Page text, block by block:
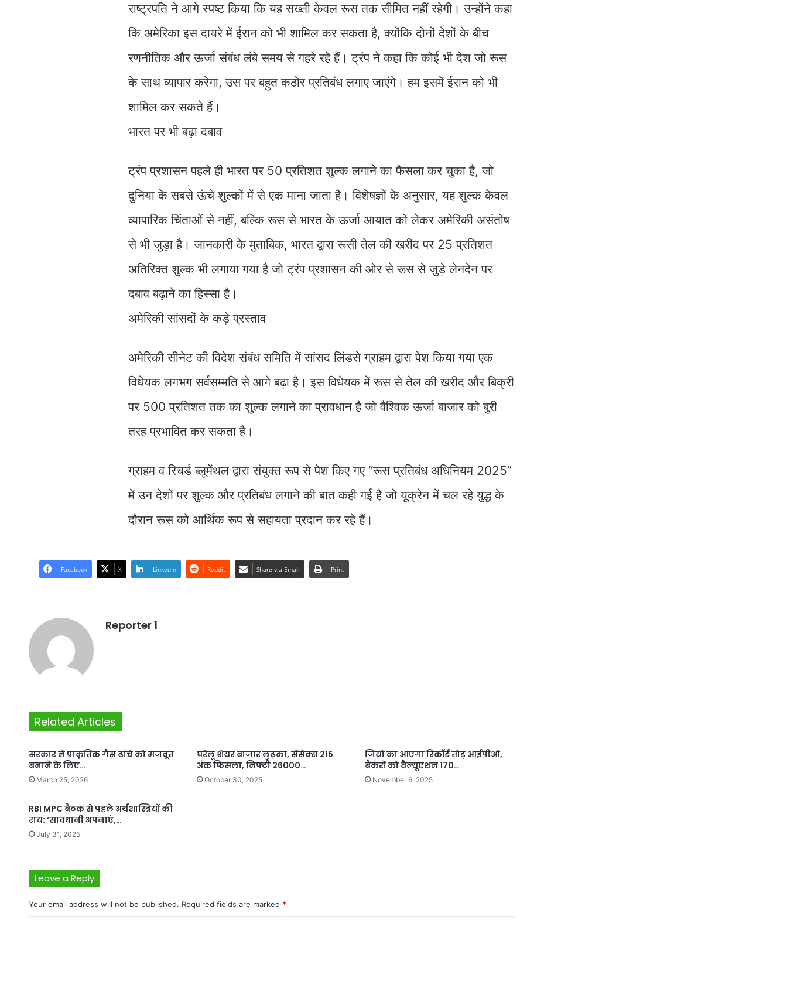
राष्ट्रपति ने आगे स्पष्ट किया कि यह सख्ती केवल रूस तक सीमित नहीं रहेगी। उन्होंने कहा
कि अमेरिका इस दायरे में ईरान को भी शामिल कर सकता है, क्योंकि दोनों देशों के बीच
रणनीतिक और ऊर्जा संबंध लंबे समय से गहरे रहे हैं। ट्रंप ने कहा कि कोई भी देश जो रूस
के साथ व्यापार करेगा, उस पर बहुत कठोर प्रतिबंध लगाए जाएंगे। हम इसमें ईरान को भी
शामिल कर सकते हैं।
भारत पर भी बढ़ा दबाव
ट्रंप प्रशासन पहले ही भारत पर 50 प्रतिशत शुल्क लगाने का फैसला कर चुका है, जो
दुनिया के सबसे ऊंचे शुल्कों में से एक माना जाता है। विशेषज्ञों के अनुसार, यह शुल्क केवल
व्यापारिक चिंताओं से नहीं, बल्कि रूस से भारत के ऊर्जा आयात को लेकर अमेरिकी असंतोष
से भी जुड़ा है। जानकारी के मुताबिक, भारत द्वारा रूसी तेल की खरीद पर 25 प्रतिशत
अतिरिक्त शुल्क भी लगाया गया है जो ट्रंप प्रशासन की ओर से रूस से जुड़े लेनदेन पर
दबाव बढ़ाने का हिस्सा है।
अमेरिकी सांसदों के कड़े प्रस्ताव
अमेरिकी सीनेट की विदेश संबंध समिति में सांसद लिंडसे ग्राहम द्वारा पेश किया गया एक
विधेयक लगभग सर्वसम्मति से आगे बढ़ा है। इस विधेयक में रूस से तेल की खरीद और बिक्री
पर 500 प्रतिशत तक का शुल्क लगाने का प्रावधान है जो वैश्विक ऊर्जा बाजार को बुरी
तरह प्रभावित कर सकता है।
ग्राहम व रिचर्ड ब्लूमेंथल द्वारा संयुक्त रूप से पेश किए गए “रूस प्रतिबंध अधिनियम 2025”
में उन देशों पर शुल्क और प्रतिबंध लगाने की बात कही गई है जो यूक्रेन में चल रहे युद्ध के
दौरान रूस को आर्थिक रूप से सहायता प्रदान कर रहे हैं।
Facebook X LinkedIn Reddit Share via Email Print
Reporter 1
Related Articles
सरकार ने प्राकृतिक गैस ढांचे को मजबूत
बनाने के लिए…
March 25, 2026
घरेलू शेयर बाजार लुढ़का, सेंसेक्स 215
अंक फिसला, निफ्टी 26000…
October 30, 2025
जियो का आएगा रिकॉर्ड तोड़ आईपीओ,
बैंकरों को वैल्यूएशन 170…
November 6, 2025
RBI MPC बैठक से पहले अर्थशास्त्रियों की
राय: ‘सावधानी अपनाएं,…
July 31, 2025
Leave a Reply
Your email address will not be published. Required fields are marked *